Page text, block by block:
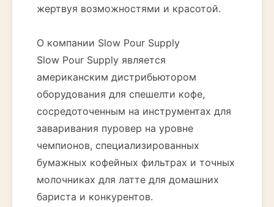
жертвуя возможностями и красотой.
О компании Slow Pour Supply
Slow Pour Supply является
американским дистрибьютором
оборудования для спешелти кофе,
сосредоточенным на инструментах для
заваривания пуровер на уровне
чемпионов, специализированных
бумажных кофейных фильтрах и точных
молочниках для латте для домашних
бариста и конкурентов.